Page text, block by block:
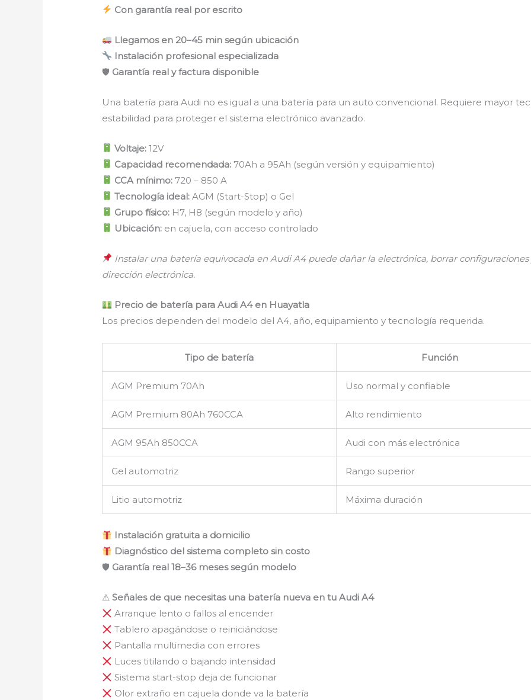
Con garantía real por escrito
Llegamos en 20–45 min según ubicación
Instalación profesional especializada
🛡 Garantía real y factura disponible
Una batería para Audi no es igual a una batería para un auto convencional. Requiere mayor
estabilidad para proteger el sistema electrónico avanzado.
Voltaje: 12V
Capacidad recomendada: 70Ah a 95Ah (según versión y equipamiento)
CCA mínimo: 720 – 850 A
Tecnología ideal: AGM (Start-Stop) o Gel
Grupo físico: H7, H8 (según modelo y año)
Ubicación: en cajuela, con acceso controlado
Instalar una batería equivocada en Audi A4 puede dañar la electrónica, borrar
dirección electrónica.
Precio de batería para Audi A4 en Huayatla
Los precios dependen del modelo del A4, año, equipamiento y tecnología requerida.
Tipo de batería Función
AGM Premium 70Ah Uso normal y confiable
AGM Premium 80Ah 760CCA Alto rendimiento
AGM 95Ah 850CCA Audi con más electrónica
Gel automotriz Rango superior
Litio automotriz Máxima duración
Instalación gratuita a domicilio
Diagnóstico del sistema completo sin costo
🛡 Garantía real 18–36 meses según modelo
⚠Señales de que necesitas una batería nueva en tu Audi A4
Arranque lento o fallos al encender
Tablero apagándose o reiniciándose
Pantalla multimedia con errores
Luces titilando o bajando intensidad
Sistema start-stop deja de funcionar
Olor extraño en cajuela donde va la batería